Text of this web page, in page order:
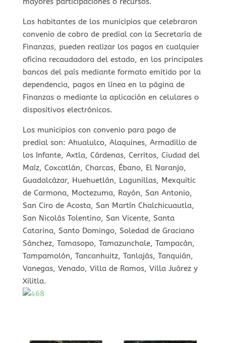
Los habitantes de los municipios que celebraron
convenio de cobro de predial con la Secretaría de
Finanzas, pueden realizar los pagos en cualquier
oficina recaudadora del estado, en los principales
bancos del país mediante formato emitido por la
dependencia, pagos en línea en la página de
Finanzas o mediante la aplicación en celulares o
dispositivos electrónicos.
Los municipios con convenio para pago de
predial son: Ahualulco, Alaquines, Armadillo de
los Infante, Axtla, Cárdenas, Cerritos, Ciudad del
Maíz, Coxcatlán, Charcas, Ébano, El Naranjo,
Guadalcázar, Huehuetlán, Lagunillas, Mexquitic
de Carmona, Moctezuma, Rayón, San Antonio,
San Ciro de Acosta, San Martín Chalchicuautla,
San Nicolás Tolentino, San Vicente, Santa
Catarina, Santo Domingo, Soledad de Graciano
Sánchez, Tamasopo, Tamazunchale, Tampacán,
Tampamolón, Tancanhuitz, Tanlajás, Tanquián,
Vanegas, Venado, Villa de Ramos, Villa Juárez y
Xilitla.